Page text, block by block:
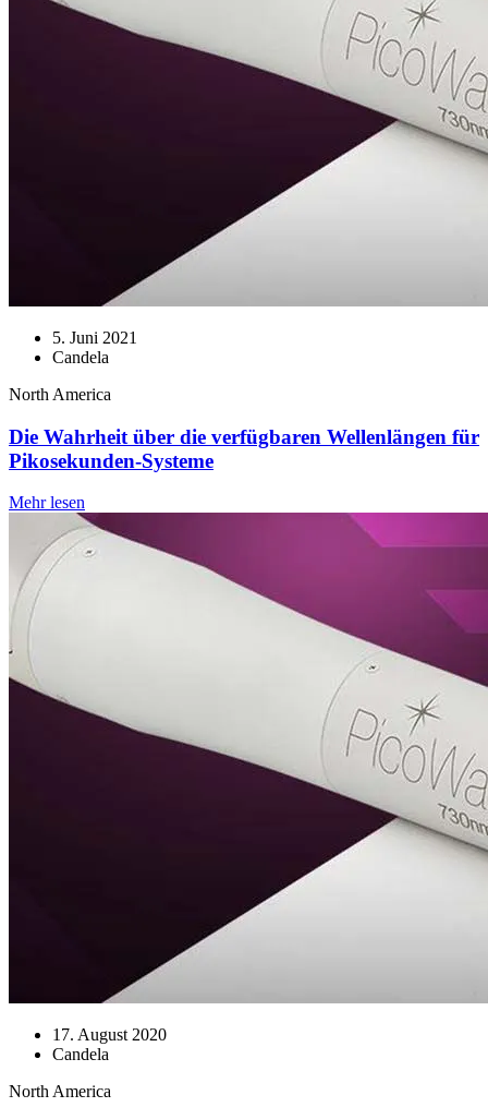
5. Juni 2021
Candela
North America
Die Wahrheit über die verfügbaren Wellenlängen für
Pikosekunden-Systeme
Mehr lesen
17. August 2020
Candela
North America